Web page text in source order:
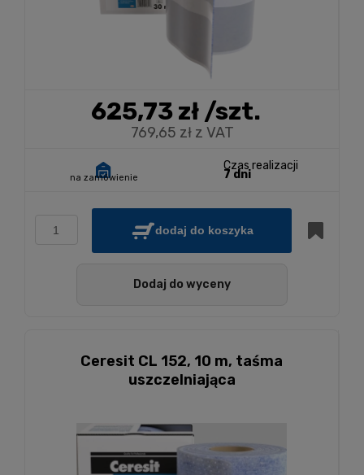
625,73 zł/szt.
769,65 zł z VAT
na zamówienie
Czas realizacji
7 dni
dodaj do koszyka
Dodaj do wyceny
Ceresit CL 152, 10 m, taśma
uszczelniająca